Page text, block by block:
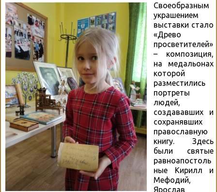
Своеобразным
украшением
выставки стало
«Древо
просветителей»
– композиция,
на медальонах
которой
разместились
портреты
людей,
создававших и
сохранявших
православную
книгу. Здесь
были святые
равноапостоль
ные Кирилл и
Мефодий,
Ярослав